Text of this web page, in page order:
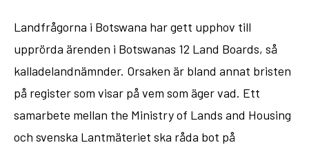
Landfrågorna i Botswana har gett upphov till
upprörda ärenden i Botswanas 12 Land Boards, så
kalladelandnämnder. Orsaken är bland annat bristen
på register som visar på vem som äger vad. Ett
samarbete mellan the Ministry of Lands and Housing
och svenska Lantmäteriet ska råda bot på